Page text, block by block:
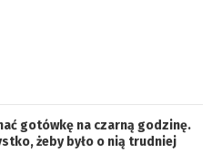
gotówkę na czarną godzinę.
żeby było o nią trudniej